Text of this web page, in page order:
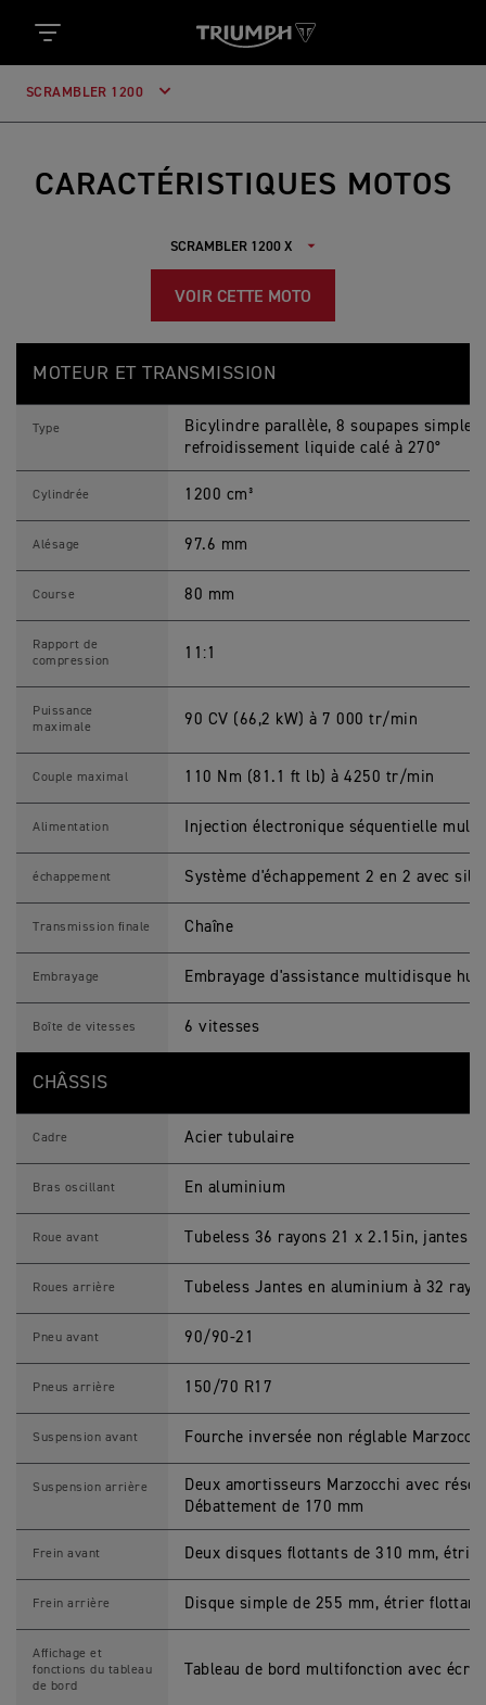
SCRAMBLER 1200
CARACTÉRISTIQUES MOTOS
VOIR CETTE MOTO
a
r
i
e
o
s
MOTEUR ET TRANSMISSION
Type
Bicylindre parallèle, 8 soupapes simple
refroidissement liquide calé à 270°
Cylindrée 1200 cm³
Alésage 97.6 mm
Course 80 mm
Rapport de
compression
11:1
Puissance
maximale
90 CV (66,2 kW) à 7 000 tr/min
Couple maximal 110 Nm (81.1 ft lb) à 4250 tr/min
Alimentation Injection électronique séquentielle
échappement Système d'échappement 2 en 2 avec
Transmission finale Chaîne
Embrayage Embrayage d'assistance multidisque
Boîte de vitesses 6 vitesses
CHÂSSIS
Cadre Acier tubulaire
Bras oscillant En aluminium
Roue avant Tubeless 36 rayons 21 x 2.15in, jantes
Roues arrière Tubeless Jantes en aluminium à 32
Pneu avant 90/90-21
Pneus arrière 150/70 R17
Suspension avant Fourche inversée non réglable
Suspension arrière
Deux amortisseurs Marzocchi avec
Débattement de 170 mm
Frein avant Deux disques flottants de 310 mm,
Frein arrière Disque simple de 255 mm, étrier
Affichage et
fonctions du tableau
de bord
Tableau de bord multifonction avec